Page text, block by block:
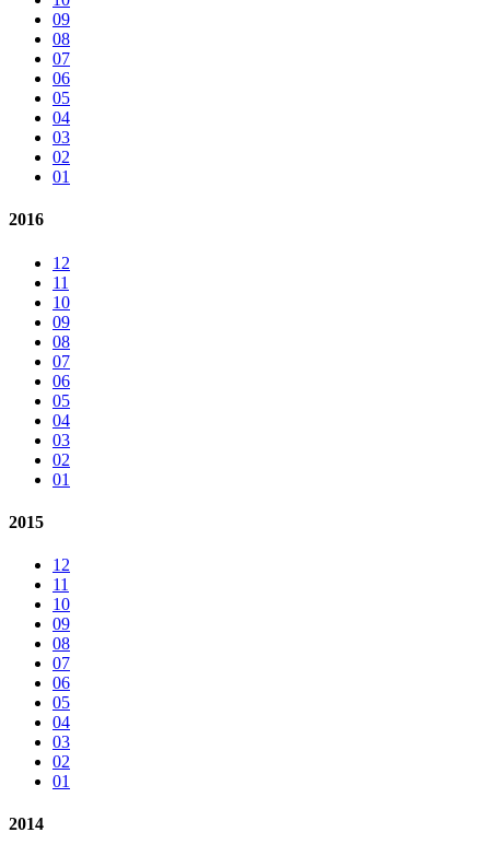
09
08
07
06
05
04
03
02
01
2016
12
11
10
09
08
07
06
05
04
03
02
01
2015
12
11
10
09
08
07
06
05
04
03
02
01
2014